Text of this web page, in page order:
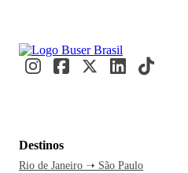
Destinos
Rio de Janeiro ➝ São Paulo